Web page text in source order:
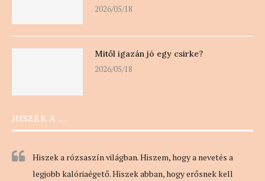
2026/05/18
Mitől igazán jó egy csirke?
2026/05/18
HISZEK A …
Hiszek a rózsaszín világban. Hiszem, hogy a nevetés a
legjobb kalóriaégető. Hiszek abban, hogy erősnek kell